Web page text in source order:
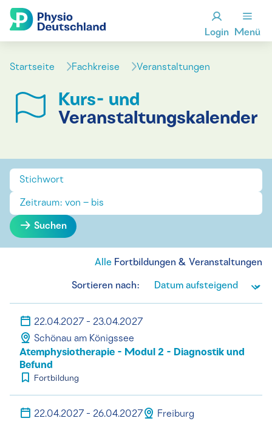
Login Menü
Startseite Fachkreise Veranstaltungen
Kurs- und
Veranstaltungskalender
Suchen
Alle Fortbildungen & Veranstaltungen
Sortieren nach:
22.04.2027 - 23.04.2027
Schönau am Königssee
Atemphysiotherapie - Modul 2 - Diagnostik und
Befund
Fortbildung
22.04.2027 - 26.04.2027 Freiburg